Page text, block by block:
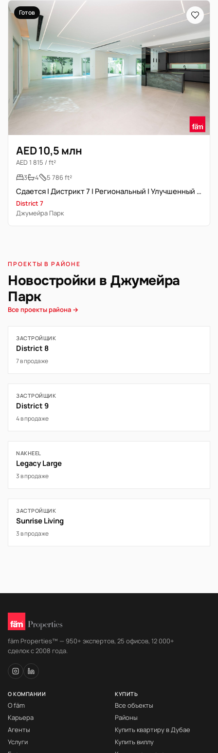
Готов
AED 10,5 млн
AED 1 815 / ft²
3
4 5 786 ft²
Сдается | Дистрикт 7 | Региональный | Улучшенный | Бассейн
District 7
Джумейра Парк
ПРОЕКТЫ В РАЙОНЕ
Новостройки в Джумейра
Парк
Все проекты района →
ЗАСТРОЙЩИК
District 8
7 в продаже
ЗАСТРОЙЩИК
District 9
4 в продаже
NAKHEEL
Legacy Large
3 в продаже
ЗАСТРОЙЩИК
Sunrise Living
3 в продаже
fäm Properties™ — 950+ экспертов, 25 офисов, 12 000+
сделок с 2008 года.
О КОМПАНИИ
О fäm
Карьера
Агенты
Услуги
КУПИТЬ
Все объекты
Районы
Купить квартиру в Дубае
Купить виллу